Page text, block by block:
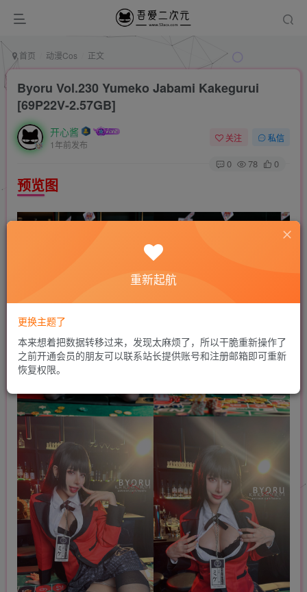
首页 动漫Cos 正文
Byoru Vol.230 Yumeko Jabami Kakegurui
[69P22V-2.57GB]
开心酱
1年前发布
关注 私信
0 78 0
预览图
重新起航
更换主题了
本来想着把数据转移过来，发现太麻烦了，所以干脆重新操作了
之前开通会员的朋友可以联系站长提供账号和注册邮箱即可重新
恢复权限。